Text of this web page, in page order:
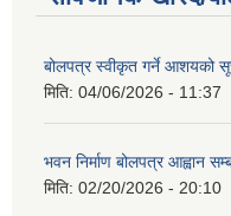
बोलपत्र स्वीकृत गर्ने आशयको
मिति: 04/06/2026 - 11:37
भवन निर्माण बोलपत्र आह्वान
मिति: 02/20/2026 - 20:10